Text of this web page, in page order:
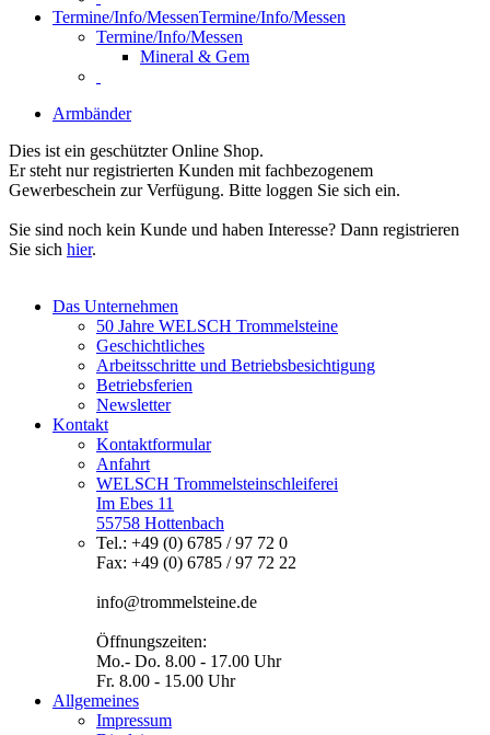
Termine/Info/MessenTermine/Info/Messen
Termine/Info/Messen
Mineral & Gem
Armbänder
Dies ist ein geschützter Online Shop.
Er steht nur registrierten Kunden mit fachbezogenem
Gewerbeschein zur Verfügung. Bitte loggen Sie sich ein.
Sie sind noch kein Kunde und haben Interesse? Dann registrieren
Sie sich hier.
Das Unternehmen
50 Jahre WELSCH Trommelsteine
Geschichtliches
Arbeitsschritte und Betriebsbesichtigung
Betriebsferien
Newsletter
Kontakt
Kontaktformular
Anfahrt
WELSCH Trommelsteinschleiferei
Im Ebes 11
55758 Hottenbach
Tel.: +49 (0) 6785 / 97 72 0
Fax: +49 (0) 6785 / 97 72 22
info@trommelsteine.de
Öffnungszeiten:
Mo.- Do. 8.00 - 17.00 Uhr
Fr. 8.00 - 15.00 Uhr
Allgemeines
Impressum